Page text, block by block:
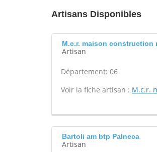
Artisans Disponibles
M.c.r. maison construction
Artisan
Département: 06
Voir la fiche artisan : M.c.r.
Bartoli am btp Palneca
Artisan